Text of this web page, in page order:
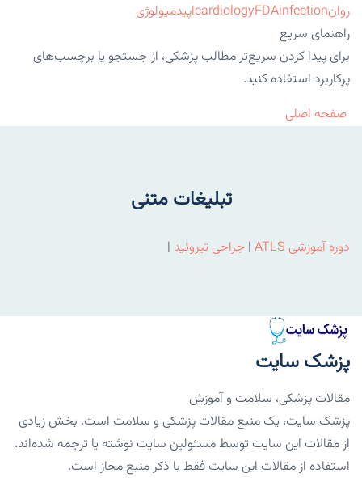
روان
cardiologyFDAinfection
اپیدمیولوژی
راهنمای سریع
برای پیدا کردن سریع‌تر مطالب پزشکی، از جستجو یا برچسب‌های
پرکاربرد استفاده کنید.
صفحه اصلی
تبلیغات متنی
دوره آموزشی ATLS | جراحی تیروئید |
پزشک سایت
مقالات پزشکی، سلامت و آموزش
پزشک سایت، یک منبع مقالات پزشکی و سلامت است. بخش زیادی
از مقالات این سایت توسط مسئولین سایت نوشته یا ترجمه شده‌اند.
استفاده از مقالات این سایت فقط با ذکر منبع مجاز است.